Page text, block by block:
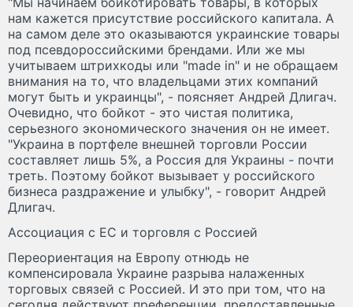
нам кажется присутствие российского капитала. А
на самом деле это оказываются украинские товары
под псевдороссийскими брендами. Или же мы
учитываем штрихкоды или "made in" и не обращаем
внимания на то, что владельцами этих компаний
могут быть и украинцы", - поясняет Андрей Длигач.
Очевидно, что бойкот - это чистая политика,
серьезного экономического значения он не имеет.
"Украина в портфеле внешней торговли России
составляет лишь 5%, а Россия для Украины - почти
треть. Поэтому бойкот вызывает у российского
бизнеса раздражение и улыбку", - говорит Андрей
Длигач.
Ассоциация с ЕС и торговля с Россией
Переориентация на Европу отнюдь не
компенсировала Украине разрыва налаженных
торговых связей с Россией. И это при том, что на